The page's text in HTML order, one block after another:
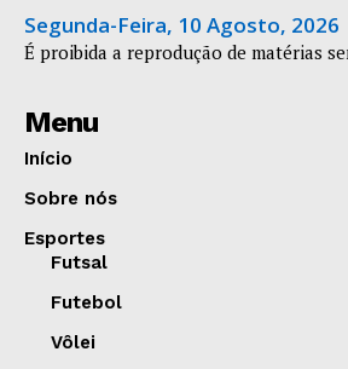
Segunda-Feira, 10 Agosto, 2026
É proibida a reprodução de matérias
Menu
Início
Sobre nós
Esportes
Futsal
Futebol
Vôlei